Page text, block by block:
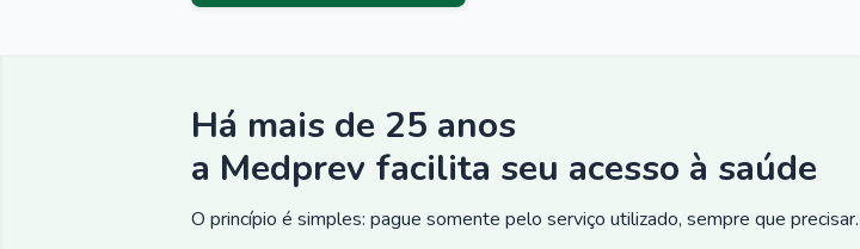
Há mais de 25 anos
a Medprev facilita seu acesso à saúde
O princípio é simples: pague somente pelo serviço utilizado, sempre que precisar.